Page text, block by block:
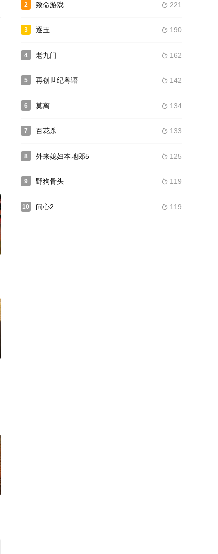
九胜 张晞临 丁勇岱 王瑞子 张维娜 李欣泽 赵圆瑗 聂子皓 艾米 李小胖
飞 张晞临 梁丹妮 侯长荣 徐松子 袁苑 刘交心 栾元晖 洪剑涛 岳跃利 岳
米热 邵桐 郑雅文 Yinuo Chen 金莎 满江 盛一伦 党涛 程莉莎 庞博 杨
2  221
致命游戏
3  190
逐玉
4  162
老九门
5  142
再创世纪粤语
6  134
莫离
7  133
百花杀
8  125
外来媳妇本地郎5
9  119
野狗骨头
10  119
问心2